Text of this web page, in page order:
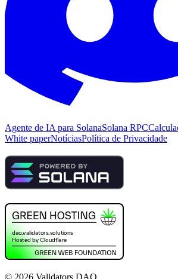
Agente de IA para SolanaSolana RPC
White paperNotíciasPolítica de Privacidade
© 2026 Validators DAO